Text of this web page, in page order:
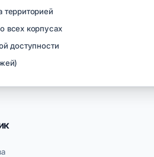
территорией
всех корпусах
доступности